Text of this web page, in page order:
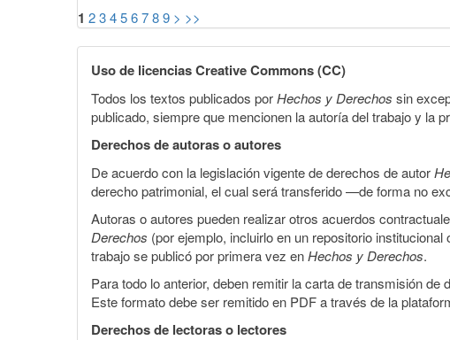
1 23456789 > >>
Uso de licencias Creative Commons (CC)
Todos los textos publicados porHechos y Derechos sin
publicado, siempre que mencionen la autoría del trabajo y la
Derechos de autoras o autores
De acuerdo con la legislación vigente de derechos de autor
derecho patrimonial, el cual será transferido —de forma no
Autoras o autores pueden realizar otros acuerdos
Derechos (por ejemplo, incluirlo en un repositorio
trabajo se publicó por primera vez enHechos y Derechos.
Para todo lo anterior, deben remitir la carta de transmisión
Este formato debe ser remitido en PDF a través de la
Derechos de lectoras o lectores